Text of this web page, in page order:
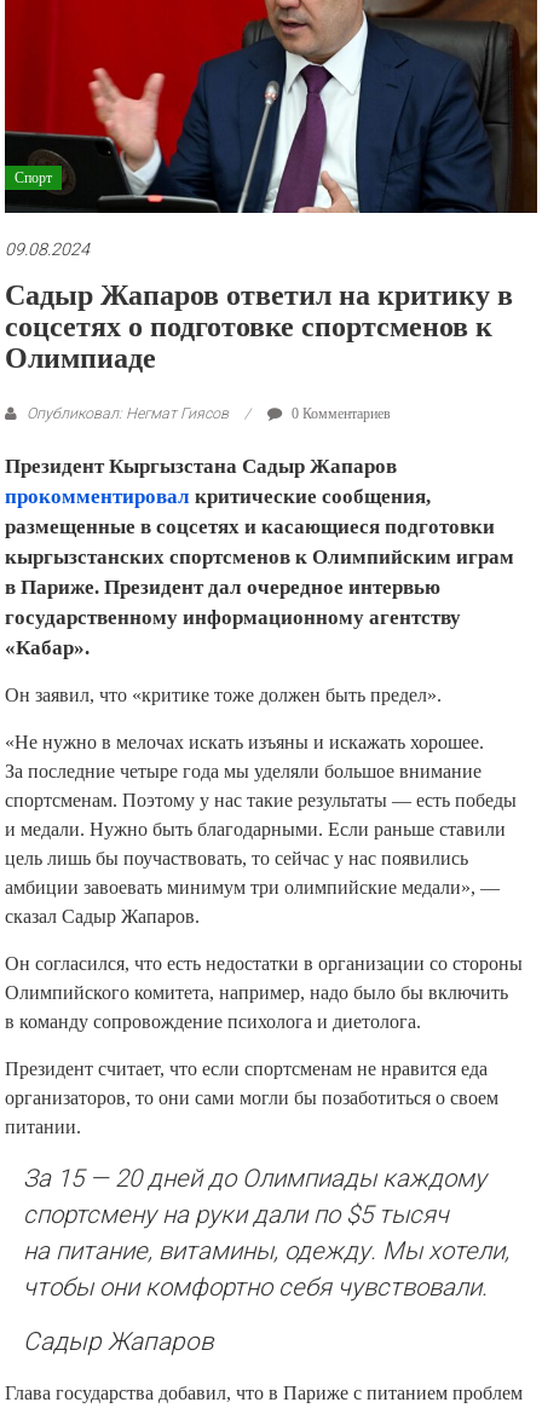
презентации.
Спорт
09.08.2024
Садыр Жапаров ответил на критику в
соцсетях о подготовке спортсменов к
Олимпиаде
Опубликовал: Негмат Гиясов 0 Комментариев
Президент Кыргызстана Садыр Жапаров
прокомментировалкритические сообщения,
размещенные в соцсетях и касающиеся подготовки
кыргызстанских спортсменов к Олимпийским играм
в Париже. Президент дал очередное интервью
государственному информационному агентству
«Кабар».
Он заявил, что «критике тоже должен быть предел».
«Не нужно в мелочах искать изъяны и искажать хорошее.
За последние четыре года мы уделяли большое внимание
спортсменам. Поэтому у нас такие результаты — есть победы
и медали. Нужно быть благодарными. Если раньше ставили
цель лишь бы поучаствовать, то сейчас у нас появились
амбиции завоевать минимум три олимпийские медали», —
сказал Садыр Жапаров.
Он согласился, что есть недостатки в организации со стороны
Олимпийского комитета, например, надо было бы включить
в команду сопровождение психолога и диетолога.
Президент считает, что если спортсменам не нравится еда
организаторов, то они сами могли бы позаботиться о своем
питании.
За 15 — 20 дней до Олимпиады каждому
спортсмену на руки дали по $5 тысяч
на питание, витамины, одежду. Мы хотели,
чтобы они комфортно себя чувствовали.
Садыр Жапаров
Глава государства добавил, что в Париже с питанием проблем